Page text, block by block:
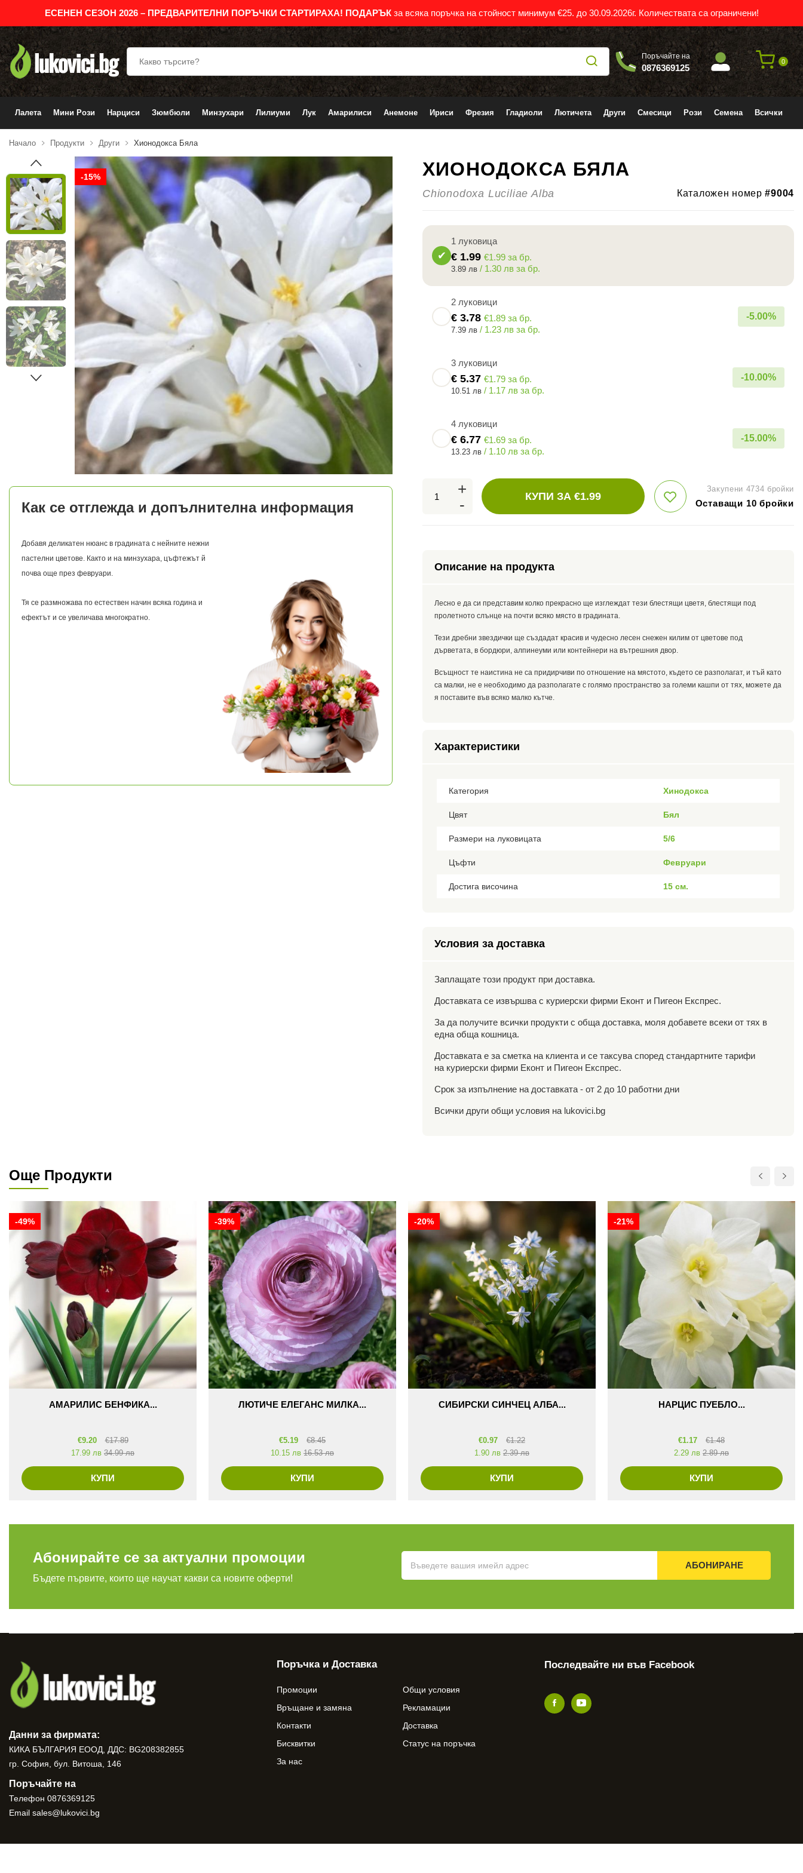
ЕСЕНЕН СЕЗОН 2026 – ПРЕДВАРИТЕЛНИ ПОРЪЧКИ СТАРТИРАХА! ПОДАРЪКза всяка поръчка на стойност минимум €25. до 30.09.2026г. Количествата са ограничени!
Поръчайте на
0876369125
0
Лалета Мини Рози Нарциси Зюмбюли Минзухари Лилиуми Лук Амарилиси Анемоне Ириси Фрезия Гладиоли Лютичета Други Смесици Рози Семена Всички
Начало Продукти Други Хионодокса Бяла
-15%
Как се отглежда и допълнителна информация
Добавя деликатен нюанс в градината с нейните нежни
пастелни цветове. Както и на минзухара, цъфтежът й
почва още през февруари.
Тя се размножава по естествен начин всяка година и
ефектът и се увеличава многократно.
ХИОНОДОКСА БЯЛА
Chionodoxa Luciliae Alba Каталожен номер#9004
1 луковица
€ 1.99 €1.99 за бр.
3.89 лв / 1.30 лв за бр.
2 луковици
€ 3.78 €1.89 за бр.
7.39 лв / 1.23 лв за бр.
-5.00%
3 луковици
€ 5.37 €1.79 за бр.
10.51 лв / 1.17 лв за бр.
-10.00%
4 луковици
€ 6.77 €1.69 за бр.
13.23 лв / 1.10 лв за бр.
-15.00%
+
-
КУПИ ЗА €1.99
Закупени 4734 бройки
Оставащи 10 бройки
Описание на продукта
Лесно е да си представим колко прекрасно ще изглеждат тези блестящи цветя, блестящи под
пролетното слънце на почти всяко място в градината.
Тези дребни звездички ще създадат красив и чудесно лесен снежен килим от цветове под
дърветата, в бордюри, алпинеуми или контейнери на вътрешния двор.
Всъщност те наистина не са придирчиви по отношение на мястото, където се разполагат, и тъй като
са малки, не е необходимо да разполагате с голямо пространство за големи кашпи от тях, можете да
я поставите във всяко малко кътче.
Характеристики
Категория Хинодокса
Цвят Бял
Размери на луковицата 5/6
Цъфти Февруари
Достига височина 15 см.
Условия за доставка
Заплащате този продукт при доставка.
Доставката се извършва с куриерски фирми Еконт и Пигеон Експрес.
За да получите всички продукти с обща доставка, моля добавете всеки от тях в
една обща кошница.
Доставката е за сметка на клиента и се таксува според стандартните тарифи
на куриерски фирми Еконт и Пигеон Експрес.
Срок за изпълнение на доставката - от 2 до 10 работни дни
Всички други общи условия на lukovici.bg
Още Продукти
-49%
АМАРИЛИС БЕНФИКА...
€9.20 €17.89
17.99 лв 34.99 лв
КУПИ
-39%
ЛЮТИЧЕ ЕЛЕГАНС МИЛКА...
€5.19 €8.45
10.15 лв 16.53 лв
КУПИ
-20%
СИБИРСКИ СИНЧЕЦ АЛБА...
€0.97 €1.22
1.90 лв 2.39 лв
КУПИ
-21%
НАРЦИС ПУЕБЛО...
€1.17 €1.48
2.29 лв 2.89 лв
КУПИ
Абонирайте се за актуални промоции
Бъдете първите, които ще научат какви са новите оферти!
АБОНИРАНЕ
Данни за фирмата:
КИКА БЪЛГАРИЯ ЕООД, ДДС: BG208382855
гр. София, бул. Витоша, 146
Поръчайте на
Телефон 0876369125
Email sales@lukovici.bg
Поръчка и Доставка
Промоции
Общи условия
Връщане и замяна
Рекламации
Контакти
Доставка
Бисквитки
Статус на поръчка
За нас
Последвайте ни във Facebook